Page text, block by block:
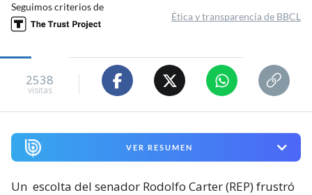
Seguimos criterios de
Ética y transparencia de BBCL
2538
visitas
VER RESUMEN
Un escolta del senador Rodolfo Carter (REP) frustró